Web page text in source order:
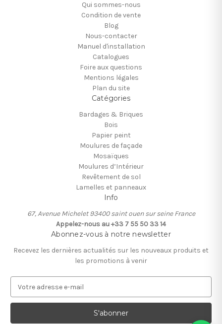
Qui sommes-nous
Condition de vente
Blog
Nous-contacter
Manuel d'installation
Catalogues
Foire aux questions
Mentions légales
Plan du site
Catégories
Bardages & Briques
Bois
Papier peint
Moulures de façade
Mosaïques
Moulures d’Intérieur
Revêtement de sol
Lamelles et panneaux
Info
67, Avenue Michelet 93400 saint ouen sur seine France
Appelez-nous au +33 7 55 50 33 14
Abonnez-vous à notre newsletter
Recevez les dernières actualités sur les nouveaux produits et
les promotions à venir
r